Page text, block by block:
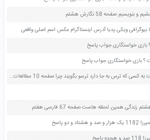
صفحه 58 نگارش هشتم
بیوگرافی ویکی پدیا آدرس اینستاگرام عکس اسم اصلی واقعی
؟ بازی خواستگاری جواب پاسخ
؟ بازی خواستگاری جواب پاسخ
به نظر شما آیا درست است به کسی که ترس به جا دارد ترسو بگویند چرا صفحه 10 مطالعات اجتماعی پنجم
همین لحظه هاست صفحه 67 فارسی هفتم